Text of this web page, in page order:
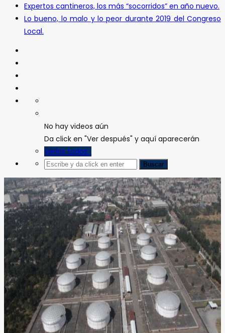
Expertos cantineros, los más “socorridos” en año nuevo.
Lo bueno, lo malo y lo peor durante 2019 del Congreso
Local.
No hay videos aún
Da click en "Ver después" y aquí aparecerán
Verlos todos